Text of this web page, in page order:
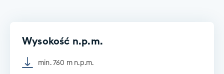
Wysokość n.p.m.
min. 760 m n.p.m.